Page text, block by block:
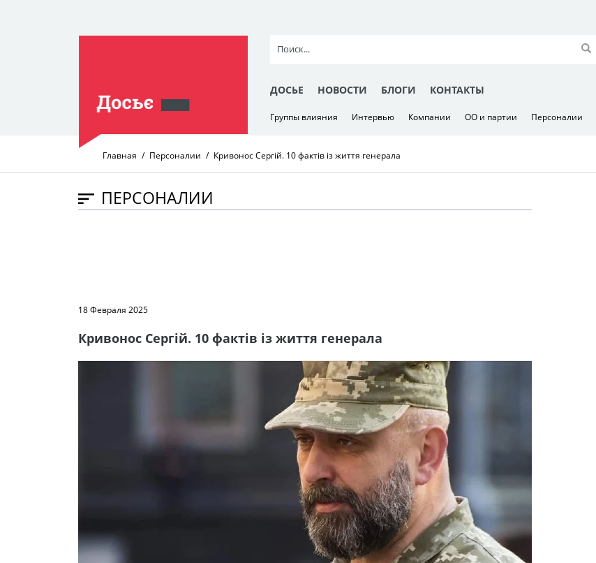
ДОСЬЕ НОВОСТИ БЛОГИ КОНТАКТЫ
Группы влияния Интервью Компании ОО и партии Персоналии
Главная Персоналии Кривонос Сергій. 10 фактів із життя генерала
ПЕРСОНАЛИИ
18 Февраля 2025
Кривонос Сергій. 10 фактів із життя генерала